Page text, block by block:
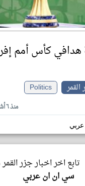
كأس أمم
القمر
Politics
منذ ٦ أشهر
عربي
تابع اخر اخبار جزر
سي ان ان عربي